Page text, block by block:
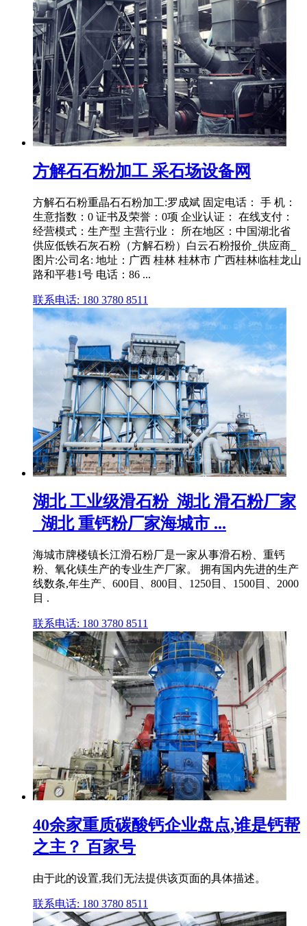
方解石石粉加工 采石场设备网
方解石石粉重晶石石粉加工:罗成斌 固定电话： 手 机：
生意指数：0 证书及荣誉：0项 企业认证： 在线支付：
经营模式：生产型 主营行业： 所在地区：中国湖北省
供应低铁石灰石粉（方解石粉）白云石粉报价_供应商_
图片:公司名: 地址：广西 桂林 桂林市 广西桂林临桂龙山
路和平巷1号 电话：86 ...
联系电话: 180 3780 8511
湖北 工业级滑石粉_湖北 滑石粉厂家
_湖北 重钙粉厂家海城市 ...
海城市牌楼镇长江滑石粉厂是一家从事滑石粉、重钙
粉、氧化镁生产的专业生产厂家。 拥有国内先进的生产
线数条,年生产、600目、800目、1250目、1500目、2000
目 .
联系电话: 180 3780 8511
40余家重质碳酸钙企业盘点,谁是钙帮
之主？ 百家号
由于此的设置,我们无法提供该页面的具体描述。
联系电话: 180 3780 8511